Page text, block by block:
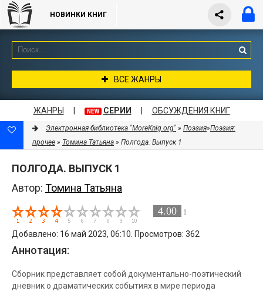
НОВИНКИ КНИГ
ВСЕ ЖАНРЫ
ЖАНРЫ NEW СЕРИИ ОБСУЖДЕНИЯ КНИГ
Электронная библиотека "MoreKnig.org" » Поэзия»Поэзия:
прочее » Томина Татьяна » Полгода. Выпуск 1
ПОЛГОДА. ВЫПУСК 1
Автор: Томина Татьяна
4.00 1
Добавлено: 16 май 2023, 06:10. Просмотров: 362
Аннотация:
Сборник представляет собой документально-поэтический
дневник о драматических событиях в мире периода